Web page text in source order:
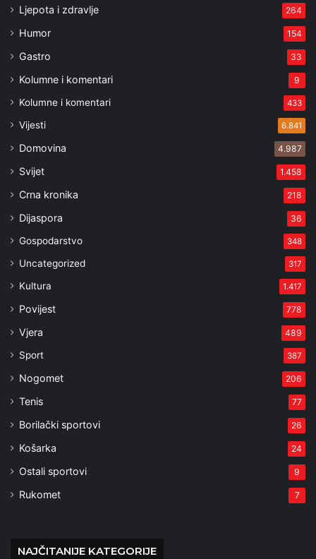
Ljepota i zdravlje 264
Humor 154
Gastro 33
Kolumne i komentari 9
Kolumne i komentari 433
Vijesti 6.841
Domovina 4.987
Svijet 1.458
Crna kronika 218
Dijaspora 36
Gospodarstvo 348
Uncategorized 317
Kultura 1.417
Povijest 778
Vjera 489
Sport 387
Nogomet 206
Tenis 77
Borilački sportovi 26
Košarka 24
Ostali sportovi 9
Rukomet 7
NAJČITANIJE KATEGORIJE